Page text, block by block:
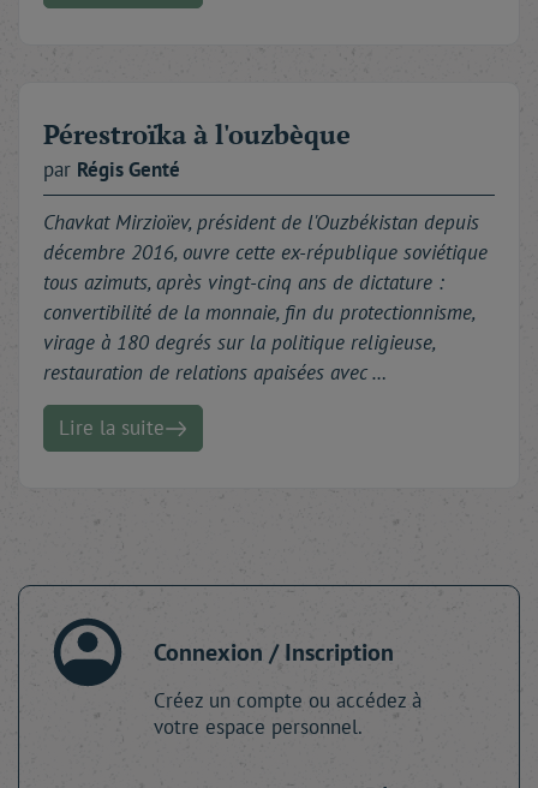
Pérestroïka à l'ouzbèque
par RégisGenté
Chavkat Mirzioïev, président de l'Ouzbékistan depuis
décembre 2016, ouvre cette ex-république soviétique
tous azimuts, après vingt-cinq ans de dictature :
convertibilité de la monnaie, fin du protectionnisme,
virage à 180 degrés sur la politique religieuse,
restauration de relations apaisées avec …
Lire la suite
Connexion / Inscription
Créez un compte ou accédez à
votre espace personnel.